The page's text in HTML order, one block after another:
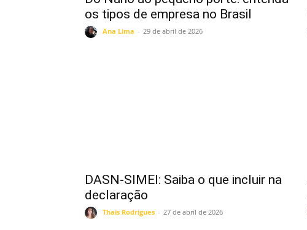
os tipos de empresa no Brasil
Ana Lima - 29 de abril de 2026
DASN-SIMEI: Saiba o que incluir na
declaração
Thais Rodrigues - 27 de abril de 2026